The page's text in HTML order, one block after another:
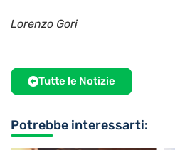
Lorenzo Gori
Tutte le Notizie
Potrebbe interessarti: